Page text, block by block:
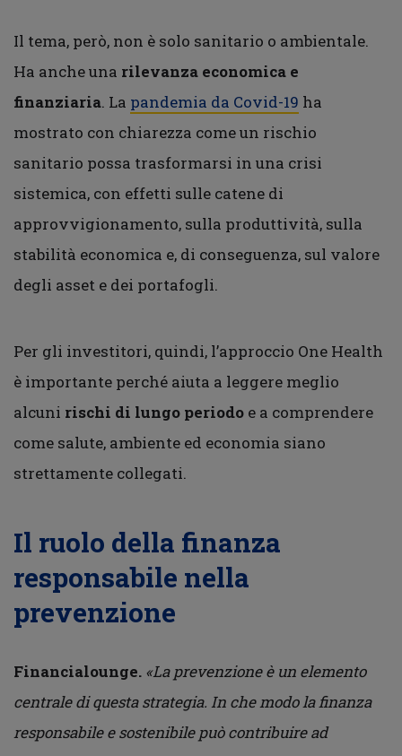
Il tema, però, non è solo sanitario o ambientale.
Ha anche una rilevanza economica e
finanziaria. La pandemia da Covid-19 ha
mostrato con chiarezza come un rischio
sanitario possa trasformarsi in una crisi
sistemica, con effetti sulle catene di
approvvigionamento, sulla produttività, sulla
stabilità economica e, di conseguenza, sul valore
degli asset e dei portafogli.
Per gli investitori, quindi, l’approccio One Health
è importante perché aiuta a leggere meglio
alcuni rischi di lungo periodo e a comprendere
come salute, ambiente ed economia siano
strettamente collegati.
Il ruolo della finanza
responsabile nella
prevenzione
Financialounge. «La prevenzione è un elemento
centrale di questa strategia. In che modo la finanza
responsabile e sostenibile può contribuire ad